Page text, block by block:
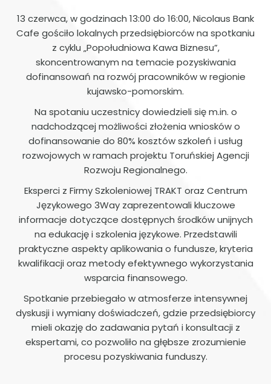
13 czerwca, w godzinach 13:00 do 16:00, Nicolaus Bank
Cafe gościło lokalnych przedsiębiorców na spotkaniu
z cyklu „Popołudniowa Kawa Biznesu”,
skoncentrowanym na temacie pozyskiwania
dofinansowań na rozwój pracowników w regionie
kujawsko-pomorskim.
Na spotaniu uczestnicy dowiedzieli się m.in. o
nadchodzącej możliwości złożenia wniosków o
dofinansowanie do 80% kosztów szkoleń i usług
rozwojowych w ramach projektu Toruńskiej Agencji
Rozwoju Regionalnego.
Eksperci z Firmy Szkoleniowej TRAKT oraz Centrum
Językowego 3Way zaprezentowali kluczowe
informacje dotyczące dostępnych środków unijnych
na edukację i szkolenia językowe. Przedstawili
praktyczne aspekty aplikowania o fundusze, kryteria
kwalifikacji oraz metody efektywnego wykorzystania
wsparcia finansowego.
Spotkanie przebiegało w atmosferze intensywnej
dyskusji i wymiany doświadczeń, gdzie przedsiębiorcy
mieli okazję do zadawania pytań i konsultacji z
ekspertami, co pozwoliło na głębsze zrozumienie
procesu pozyskiwania funduszy.